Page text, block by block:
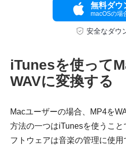
4。
無料ダウ
macOSの場
安全なダウ
iTunesを使って
WAVに変換する
Macユーザーの場合、MP4を
方法の一つはiTunesを使うこ
フトウェアは音楽の管理に使